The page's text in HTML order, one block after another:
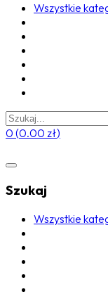
Wszystkie
0 (0.00 zł)
Szukaj
Wszystkie